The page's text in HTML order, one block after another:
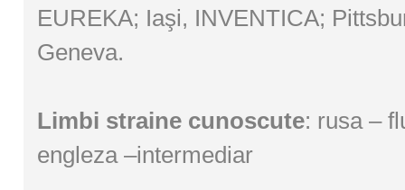
EUREKA; Iaşi, INVENTICA;
Geneva.
Limbi straine cunoscute: rusa –
engleza –intermediar